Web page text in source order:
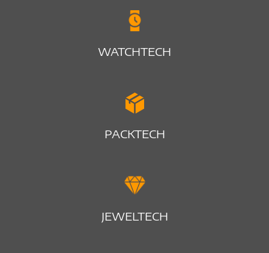
WATCHTECH
PACKTECH
JEWELTECH